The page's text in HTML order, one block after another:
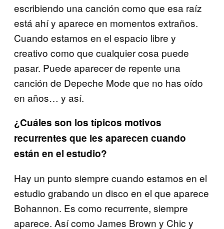
escribiendo una canción como que esa raíz
está ahí y aparece en momentos extraños.
Cuando estamos en el espacio libre y
creativo como que cualquier cosa puede
pasar. Puede aparecer de repente una
canción de Depeche Mode que no has oído
en años… y así.
¿Cuáles son los típicos motivos
recurrentes que les aparecen cuando
están en el estudio?
Hay un punto siempre cuando estamos en el
estudio grabando un disco en el que aparece
Bohannon. Es como recurrente, siempre
aparece. Así como James Brown y Chic y